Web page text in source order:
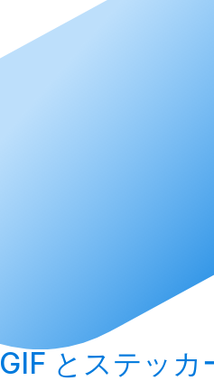
GIF とステッカ